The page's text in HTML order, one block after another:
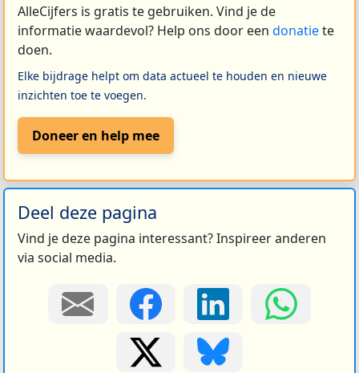
AlleCijfers is gratis te gebruiken. Vind je de
informatie waardevol? Help ons door een donatiete
doen.
Elke bijdrage helpt om data actueel te houden en nieuwe
inzichten toe te voegen.
Doneer en help mee
Deel deze pagina
Vind je deze pagina interessant? Inspireer anderen
via social media.